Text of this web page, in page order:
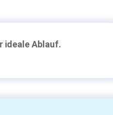
ideale Ablauf.